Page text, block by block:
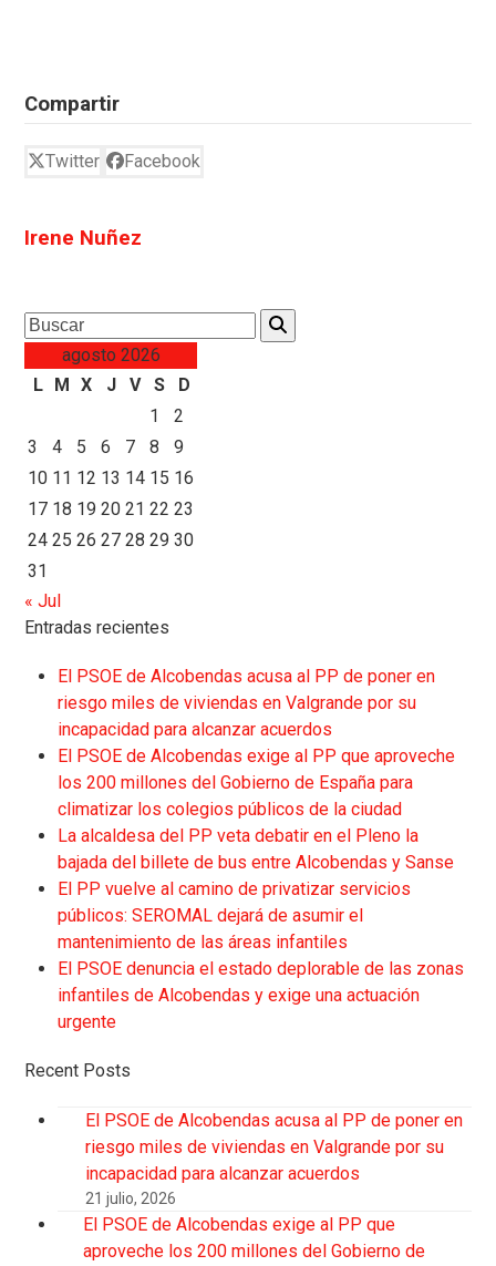
Compartir
Twitter Facebook
Irene Nuñez
Search
agosto 2026
L
M X J V S
D
1
2
3
4 5 6 7 8
9
10 11 12 13 14 15 16
17 18 19 20 21 22 23
24 25 26 27 28 29 30
31
« Jul
Entradas recientes
El PSOE de Alcobendas acusa al PP de poner en
riesgo miles de viviendas en Valgrande por su
incapacidad para alcanzar acuerdos
El PSOE de Alcobendas exige al PP que aproveche
los 200 millones del Gobierno de España para
climatizar los colegios públicos de la ciudad
La alcaldesa del PP veta debatir en el Pleno la
bajada del billete de bus entre Alcobendas y Sanse
El PP vuelve al camino de privatizar servicios
públicos: SEROMAL dejará de asumir el
mantenimiento de las áreas infantiles
El PSOE denuncia el estado deplorable de las zonas
infantiles de Alcobendas y exige una actuación
urgente
Recent Posts
El PSOE de Alcobendas acusa al PP de poner en
riesgo miles de viviendas en Valgrande por su
incapacidad para alcanzar acuerdos
21 julio, 2026
El PSOE de Alcobendas exige al PP que
aproveche los 200 millones del Gobierno de